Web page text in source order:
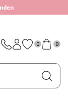
0 0